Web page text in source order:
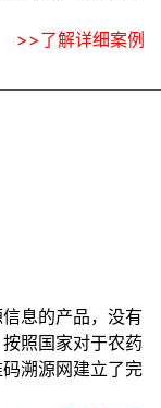
>>了解详细案例
息的产品，没有
照国家对于农药
溯源网建立了完